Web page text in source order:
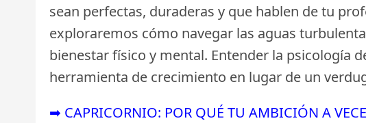
sean perfectas, duraderas y que hablen de tu
exploraremos cómo navegar las aguas
bienestar físico y mental. Entender la psicología
herramienta de crecimiento en lugar de un
➡ CAPRICORNIO: POR QUÉ TU AMBICIÓN A